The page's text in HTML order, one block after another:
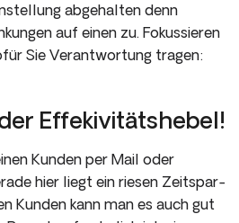
abgehalten denn
auf einen zu. Fokussieren
Sie Verantwortung tragen:
Effekivitätshebel!
Kunden per Mail oder
hier liegt ein riesen Zeitspar-
Kunden kann man es auch gut